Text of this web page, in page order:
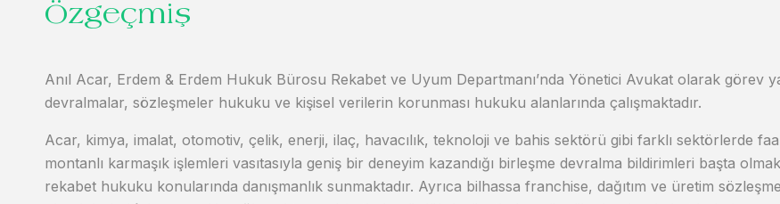
Özgeçmiş
Anıl Acar, Erdem & Erdem Hukuk Bürosu Rekabet ve Uyum Departmanı’nda Yönetici Avukat olarak
devralmalar, sözleşmeler hukuku ve kişisel verilerin korunması hukuku alanlarında çalışmaktadır.
Acar, kimya, imalat, otomotiv, çelik, enerji, ilaç, havacılık, teknoloji ve bahis sektörü gibi farklı sektörlerde
montanlı karmaşık işlemleri vasıtasıyla geniş bir deneyim kazandığı birleşme devralma bildirimleri başta
rekabet hukuku konularında danışmanlık sunmaktadır. Ayrıca bilhassa franchise, dağıtım ve üretim